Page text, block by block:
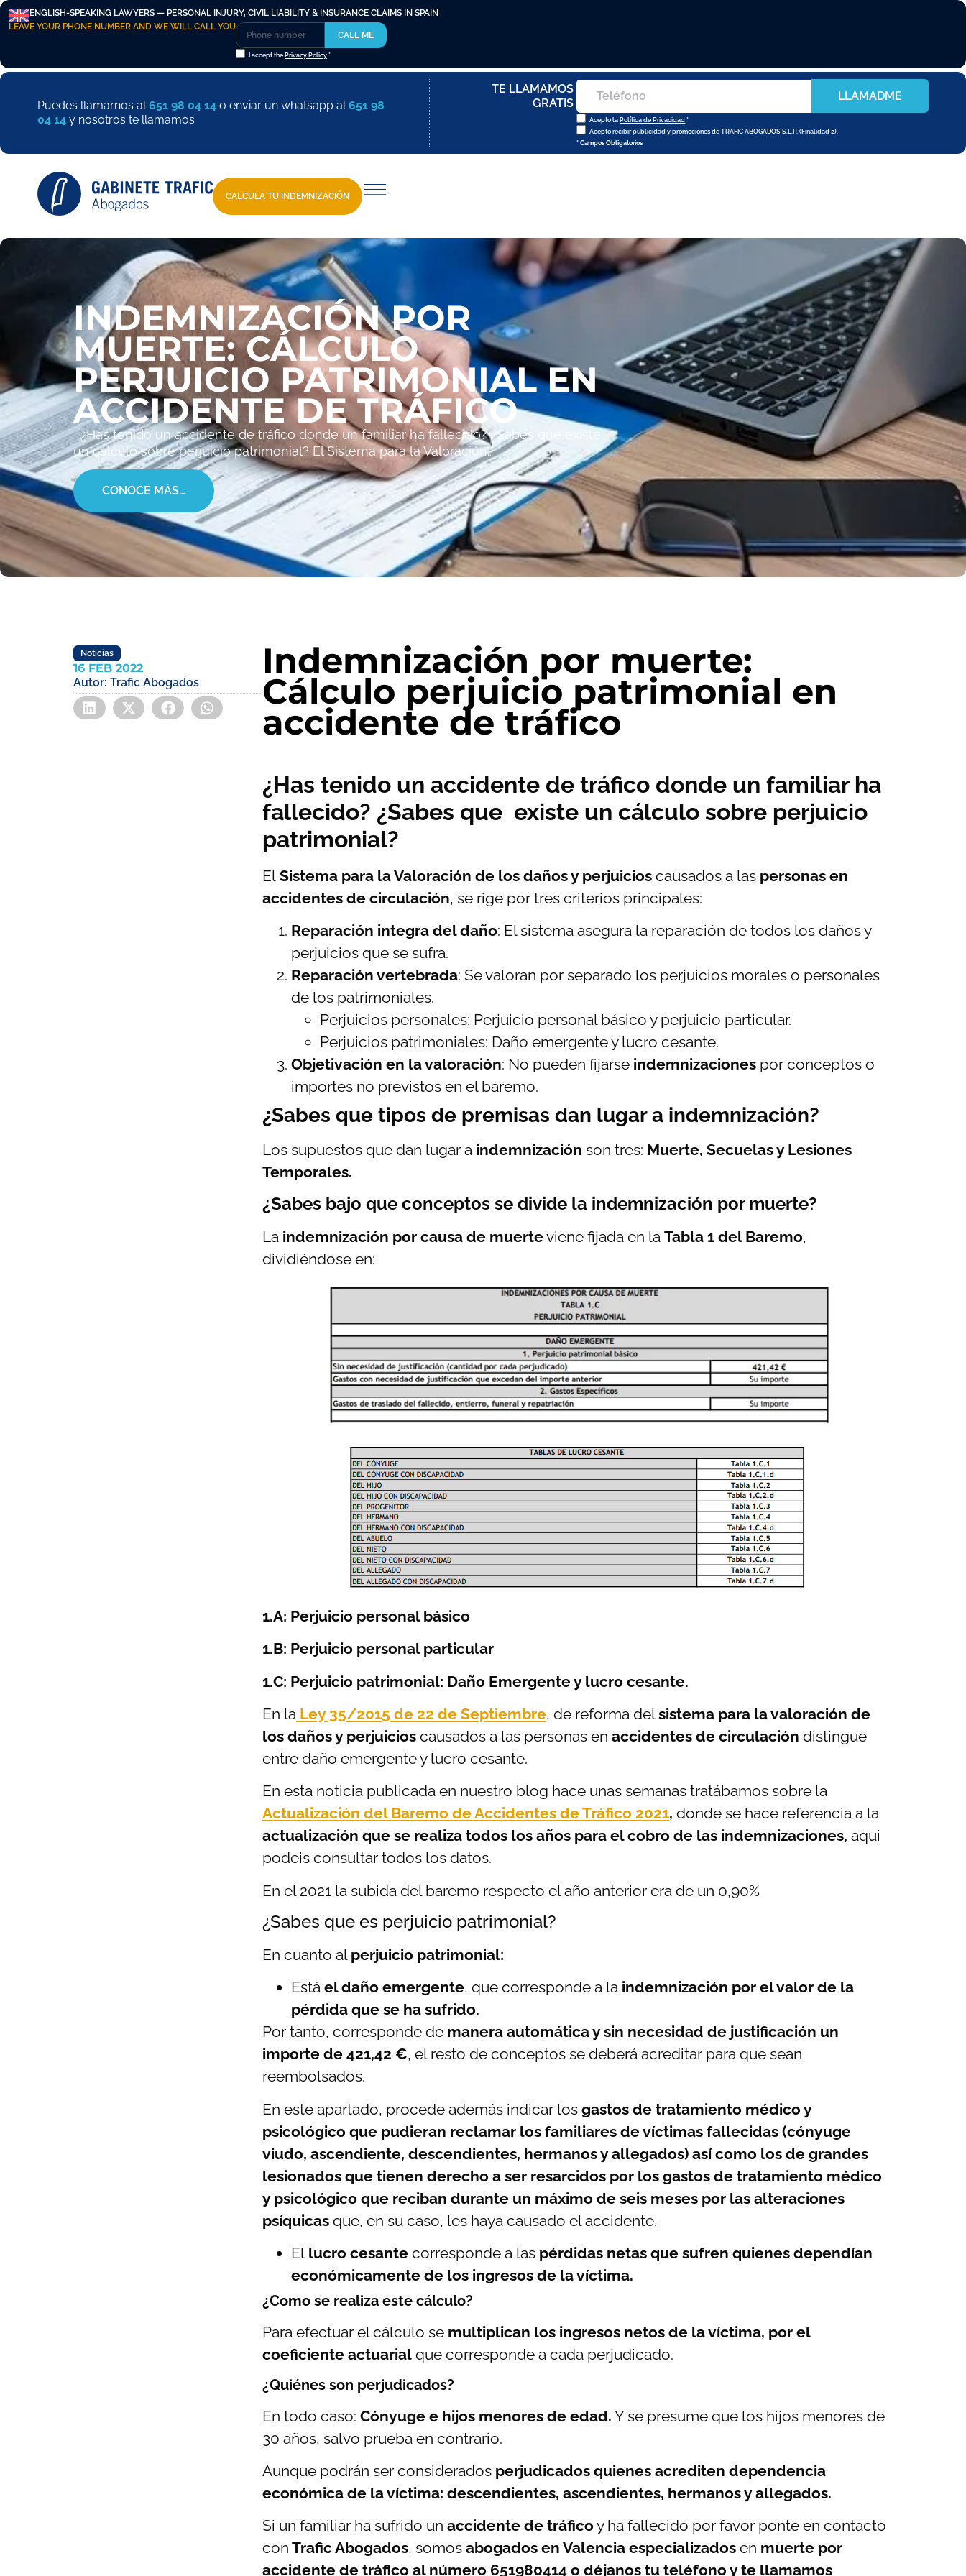
ENGLISH-SPEAKING LAWYERS — PERSONAL INJURY, CIVIL LIABILITY & INSURANCE CLAIMS IN SPAIN
LEAVE YOUR PHONE NUMBER AND WE WILL CALL YOU
I accept the Privacy Policy *
CALL ME
Puedes llamarnos al651 98 04 14 o enviar un whatsapp al651 98
04 14 y nosotros te llamamos
TE LLAMAMOS
GRATIS
Acepto la Política de Privacidad *
Acepto recibir publicidad y promociones de TRAFIC ABOGADOS S.L.P. (Finalidad 2).
* Campos Obligatorios
LLAMADME
CALCULA TU INDEMNIZACIÓN
INDEMNIZACIÓN POR
MUERTE: CÁLCULO
PERJUICIO PATRIMONIAL EN
ACCIDENTE DE TRÁFICO
¿Has tenido un accidente de tráfico donde un familiar ha fallecido? ¿Sabes que existe
un cálculo sobre perjuicio patrimonial? El Sistema para la Valoración…
CONOCE MÁS…
Noticias
16 FEB 2022
Autor: Trafic Abogados
Indemnización por muerte:
Cálculo perjuicio patrimonial en
accidente de tráfico
¿Has tenido un accidente de tráfico donde un familiar ha
fallecido? ¿Sabes que existe un cálculo sobre perjuicio
patrimonial?
El Sistema para la Valoración de los daños y perjuicios causados a las personas en
accidentes de circulación, se rige por tres criterios principales:
Reparación integra del daño: El sistema asegura la reparación de todos los daños y
perjuicios que se sufra.
Reparación vertebrada: Se valoran por separado los perjuicios morales o personales
de los patrimoniales.
Perjuicios personales: Perjuicio personal básico y perjuicio particular.
Perjuicios patrimoniales: Daño emergente y lucro cesante.
Objetivación en la valoración: No pueden fijarse indemnizaciones por conceptos o
importes no previstos en el baremo.
¿Sabes que tipos de premisas dan lugar a indemnización?
Los supuestos que dan lugar a indemnización son tres: Muerte, Secuelas y Lesiones
Temporales.
¿Sabes bajo que conceptos se divide la indemnización por muerte?
La indemnización por causa de muerteviene fijada en laTabla 1 del Baremo,
dividiéndose en:
1.A: Perjuicio personal básico
1.B: Perjuicio personal particular
1.C: Perjuicio patrimonial: Daño Emergente y lucro cesante.
En la Ley 35/2015 de 22 de Septiembre, de reforma delsistema para la valoración de
los daños y perjuicios causados a las personas enaccidentes de circulación distingue
entre daño emergente y lucro cesante.
En esta noticia publicada en nuestro blog hace unas semanas tratábamos sobre la
Actualización del Baremo de Accidentes de Tráfico 2021,donde se hace referencia a la
actualización que se realiza todos los años para el cobro de las indemnizaciones, aqui
podeis consultar todos los datos.
En el 2021 la subida del baremo respecto el año anterior era de un 0,90%
¿Sabes que es perjuicio patrimonial?
En cuanto al perjuicio patrimonial:
Estáel daño emergente, que corresponde a la indemnización por el valor de la
pérdida que se ha sufrido.
Por tanto, corresponde de manera automática y sin necesidad de justificación un
importe de 421,42 €, el resto de conceptos se deberá acreditar para que sean
reembolsados.
En este apartado, procede además indicar losgastos de tratamiento médico y
psicológico que pudieran reclamar los familiares de víctimas fallecidas (cónyuge
viudo, ascendiente, descendientes, hermanos y allegados) así como los de grandes
lesionados que tienen derecho a ser resarcidos por los gastos de tratamiento médico
y psicológico que reciban durante un máximo de seis meses por las alteraciones
psíquicas que, en su caso, les haya causado el accidente.
El lucro cesante corresponde a las pérdidas netas que sufren quienes dependían
económicamente de los ingresos de la víctima.
¿Como se realiza este cálculo?
Para efectuar el cálculo se multiplican los ingresos netos de la víctima, por el
coeficiente actuarial que corresponde a cada perjudicado.
¿Quiénes son perjudicados?
En todo caso:Cónyuge e hijos menores de edad. Y se presume que los hijos menores de
30 años, salvo prueba en contrario.
Aunque podrán ser considerados perjudicados quienes acrediten dependencia
económica de la víctima: descendientes, ascendientes, hermanos y allegados.
Si un familiar ha sufrido un accidente de tráficoy ha fallecido por favor ponte en contacto
con Trafic Abogados, somos abogados en Valencia especializados en muerte por
accidente de tráfico al número 651980414 o déjanos tu teléfono y te llamamos